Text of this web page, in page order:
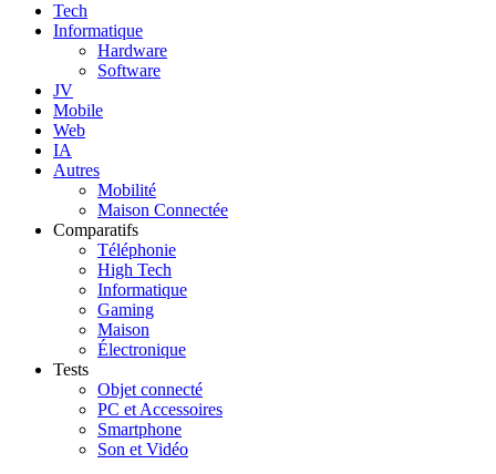
Tech
Informatique
Hardware
Software
JV
Mobile
Web
IA
Autres
Mobilité
Maison Connectée
Comparatifs
Téléphonie
High Tech
Informatique
Gaming
Maison
Électronique
Tests
Objet connecté
PC et Accessoires
Smartphone
Son et Vidéo